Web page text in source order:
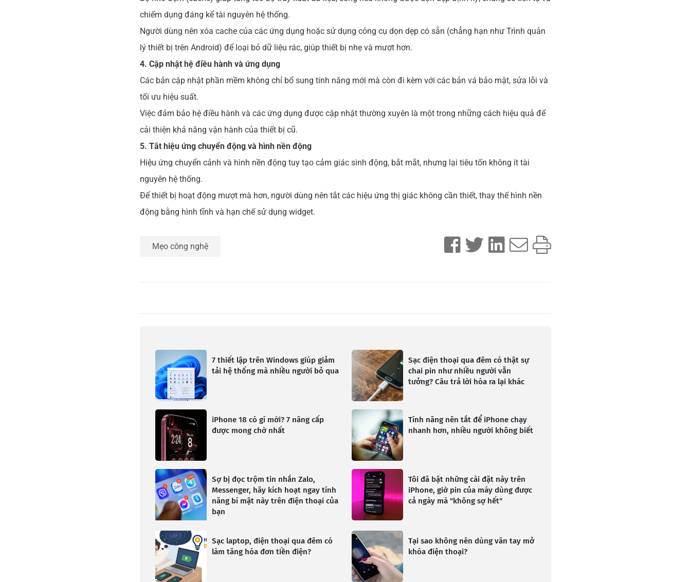
chiếm dụng đáng kể tài nguyên hệ thống.
Người dùng nên xóa cache của các ứng dụng hoặc sử dụng công cụ dọn dẹp có sẵn (chẳng hạn như Trình quản
lý thiết bị trên Android) để loại bỏ dữ liệu rác, giúp thiết bị nhẹ và mượt hơn.
4. Cập nhật hệ điều hành và ứng dụng
Các bản cập nhật phần mềm không chỉ bổ sung tính năng mới mà còn đi kèm với các bản vá bảo mật, sửa lỗi và
tối ưu hiệu suất.
Việc đảm bảo hệ điều hành và các ứng dụng được cập nhật thường xuyên là một trong những cách hiệu quả để
cải thiện khả năng vận hành của thiết bị cũ.
5. Tắt hiệu ứng chuyển động và hình nền động
Hiệu ứng chuyển cảnh và hình nền động tuy tạo cảm giác sinh động, bắt mắt, nhưng lại tiêu tốn không ít tài
nguyên hệ thống.
Để thiết bị hoạt động mượt mà hơn, người dùng nên tắt các hiệu ứng thị giác không cần thiết, thay thế hình nền
động bằng hình tĩnh và hạn chế sử dụng widget.
Mẹo công nghệ
7 thiết lập trên Windows giúp giảm
tải hệ thống mà nhiều người bỏ qua
Sạc điện thoại qua đêm có thật sự
chai pin như nhiều người vẫn
tưởng? Câu trả lời hóa ra lại khác
iPhone 18 có gì mới? 7 nâng cấp
được mong chờ nhất
Tính năng nên tắt để iPhone chạy
nhanh hơn, nhiều người không biết
Sợ bị đọc trộm tin nhắn Zalo,
Messenger, hãy kích hoạt ngay tính
năng bí mật này trên điện thoại của
bạn
Tôi đã bật những cài đặt này trên
iPhone, giờ pin của máy dùng được
cả ngày mà "không sợ hết"
Sạc laptop, điện thoại qua đêm có
làm tăng hóa đơn tiền điện?
Tại sao không nên dùng vân tay mở
khóa điện thoại?